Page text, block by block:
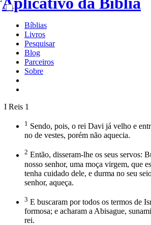
Bíblias
Livros
Pesquisar
Blog
Parceiros
Sobre
I Reis 1
1 Sendo, pois, o rei Davi já velho e
no de vestes, porém não aquecia.
2 Então, disseram-lhe os seus servos:
nosso senhor, uma moça virgem, que
tenha cuidado dele, e durma no seu
senhor, aqueça.
3 E buscaram por todos os termos de
formosa; e acharam a Abisague,
rei.